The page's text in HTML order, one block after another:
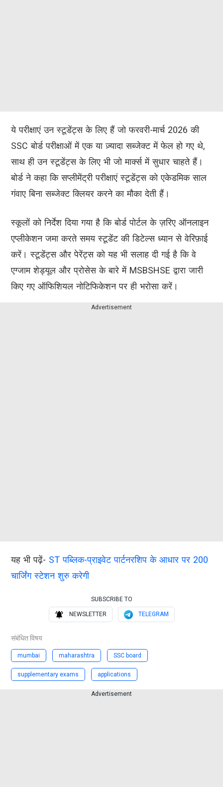
ये परीक्षाएं उन स्टूडेंट्स के लिए हैं जो फरवरी-मार्च 2026 की
SSC बोर्ड परीक्षाओं में एक या ज़्यादा सब्जेक्ट में फेल हो गए थे,
साथ ही उन स्टूडेंट्स के लिए भी जो मार्क्स में सुधार चाहते हैं।
बोर्ड ने कहा कि सप्लीमेंट्री परीक्षाएं स्टूडेंट्स को एकेडमिक साल
गंवाए बिना सब्जेक्ट क्लियर करने का मौका देती हैं।
स्कूलों को निर्देश दिया गया है कि बोर्ड पोर्टल के ज़रिए ऑनलाइन
एप्लीकेशन जमा करते समय स्टूडेंट की डिटेल्स ध्यान से वेरिफ़ाई
करें। स्टूडेंट्स और पेरेंट्स को यह भी सलाह दी गई है कि वे
एग्जाम शेड्यूल और प्रोसेस के बारे में MSBSHSE द्वारा जारी
किए गए ऑफिशियल नोटिफिकेशन पर ही भरोसा करें।
Advertisement
यह भी पढ़ें- ST पब्लिक-प्राइवेट पार्टनरशिप के आधार पर 200
चार्जिंग स्टेशन शुरु करेगी
SUBSCRIBE TO
NEWSLETTER TELEGRAM
संबंधित विषय
mumbai maharashtra SSC board
supplementary exams applications
Advertisement